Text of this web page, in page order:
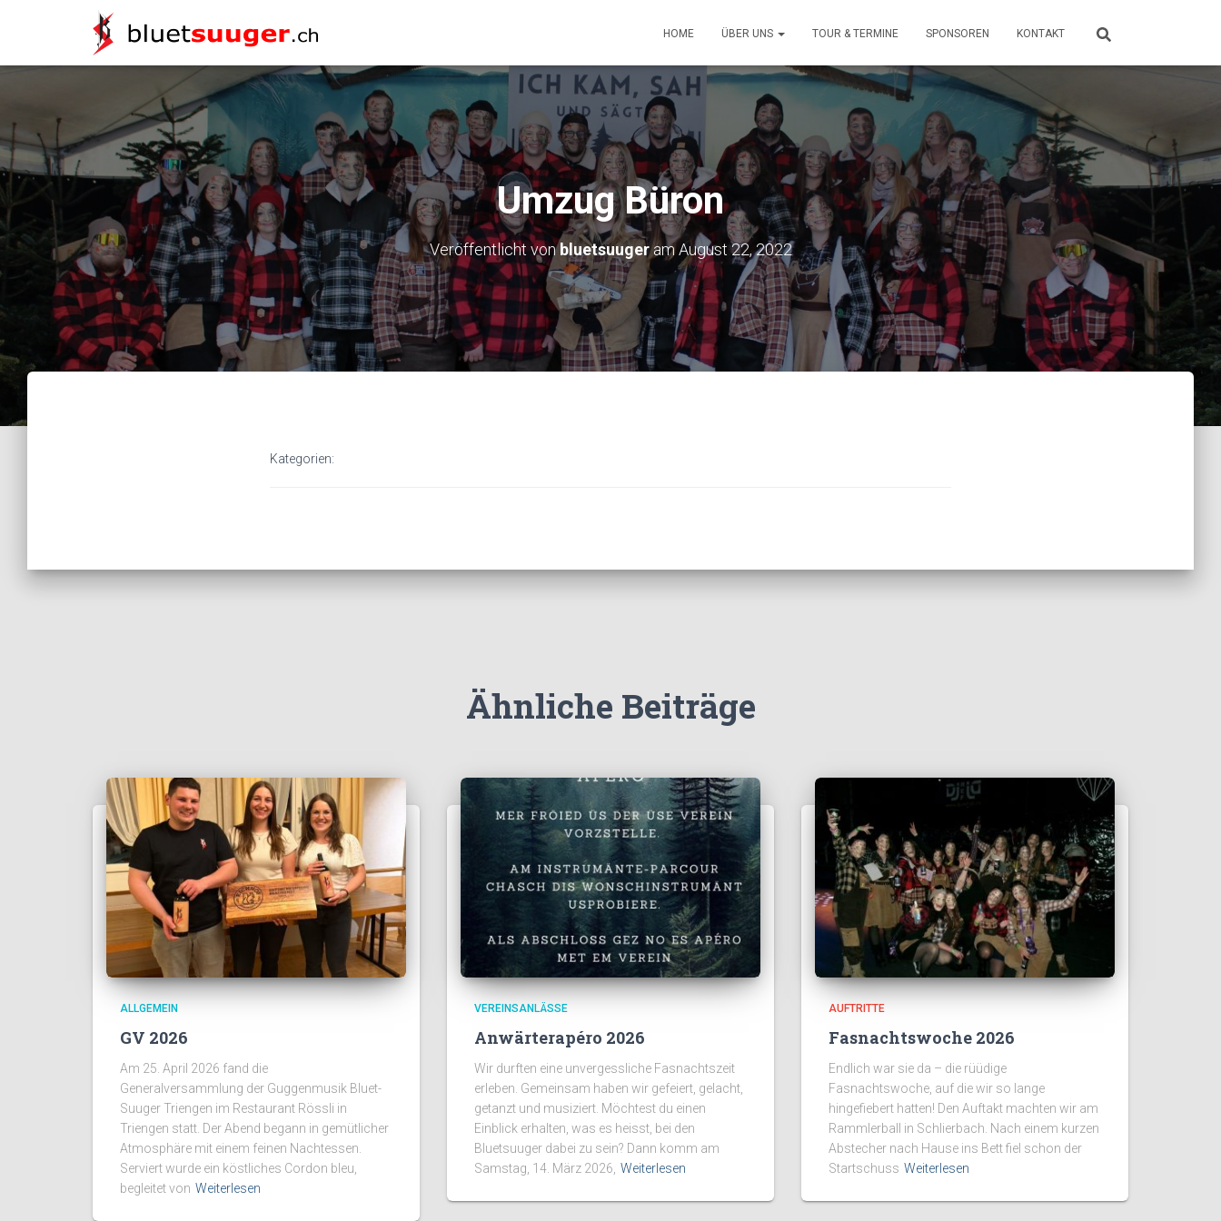
HOME ÜBER UNS TOUR & TERMINE SPONSOREN KONTAKT
Umzug Büron
Veröffentlicht vonbluetsuugeramAugust 22, 2022
Kategorien:
Ähnliche Beiträge
ALLGEMEIN
GV 2026
Am 25. April 2026 fand die
Generalversammlung der Guggenmusik Bluet-
Suuger Triengen im Restaurant Rössli in
Triengen statt. Der Abend begann in gemütlicher
Atmosphäre mit einem feinen Nachtessen.
Serviert wurde ein köstliches Cordon bleu,
begleitet von Weiterlesen
VEREINSANLÄSSE
Anwärterapéro 2026
Wir durften eine unvergessliche Fasnachtszeit
erleben. Gemeinsam haben wir gefeiert, gelacht,
getanzt und musiziert. Möchtest du einen
Einblick erhalten, was es heisst, bei den
Bluetsuuger dabei zu sein? Dann komm am
Samstag, 14. März 2026, Weiterlesen
AUFTRITTE
Fasnachtswoche 2026
Endlich war sie da – die rüüdige
Fasnachtswoche, auf die wir so lange
hingefiebert hatten! Den Auftakt machten wir am
Rammlerball in Schlierbach. Nach einem kurzen
Abstecher nach Hause ins Bett fiel schon der
Startschuss Weiterlesen